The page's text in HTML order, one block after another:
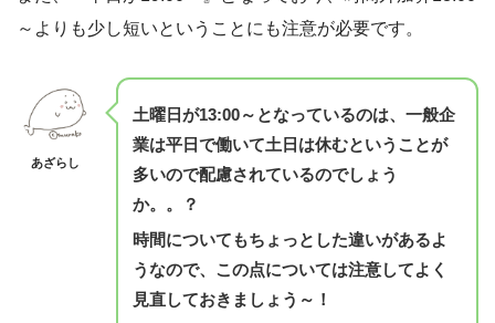
～よりも少し短いということにも注意が必要です。
あざらし
土曜日が13:00～となっているのは、一般企
業は平日で働いて土日は休むということが
多いので配慮されているのでしょう
か。。？
時間についてもちょっとした違いがあるよ
うなので、この点については注意してよく
見直しておきましょう～！